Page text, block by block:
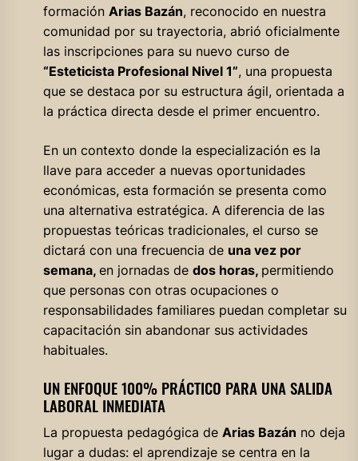
formación Arias Bazán, reconocido en nuestra
comunidad por su trayectoria, abrió oficialmente
las inscripciones para su nuevo curso de
“Esteticista Profesional Nivel 1”, una propuesta
que se destaca por su estructura ágil, orientada a
la práctica directa desde el primer encuentro.
En un contexto donde la especialización es la
llave para acceder a nuevas oportunidades
económicas, esta formación se presenta como
una alternativa estratégica. A diferencia de las
propuestas teóricas tradicionales, el curso se
dictará con una frecuencia de una vez por
semana, en jornadas de dos horas, permitiendo
que personas con otras ocupaciones o
responsabilidades familiares puedan completar su
capacitación sin abandonar sus actividades
habituales.
UN ENFOQUE 100% PRÁCTICO PARA UNA SALIDA
LABORAL INMEDIATA
La propuesta pedagógica de Arias Bazán no deja
lugar a dudas: el aprendizaje se centra en la